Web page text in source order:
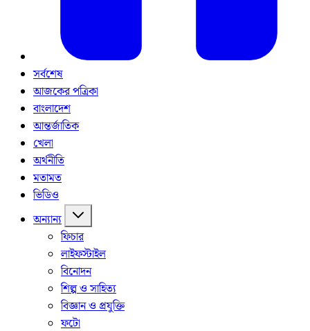
সর্বশেষ
আজকের পত্রিকা
বাংলাদেশ
আন্তর্জাতিক
খেলা
অর্থনীতি
মতামত
ভিডিও
অন্যান্য
ফিচার
লাইফস্টাইল
বিনোদন
শিল্প ও সাহিত্য
বিজ্ঞান ও প্রযুক্তি
ফটো